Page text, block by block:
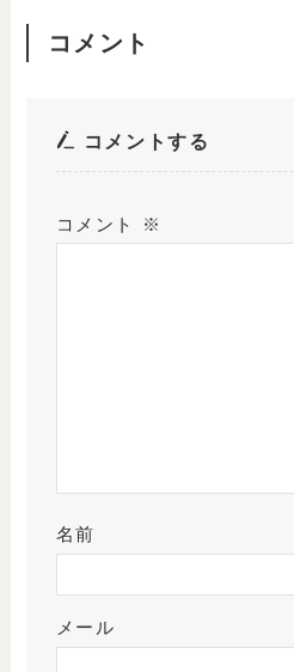
コメント
コメントする
コメント ※
名前
メール